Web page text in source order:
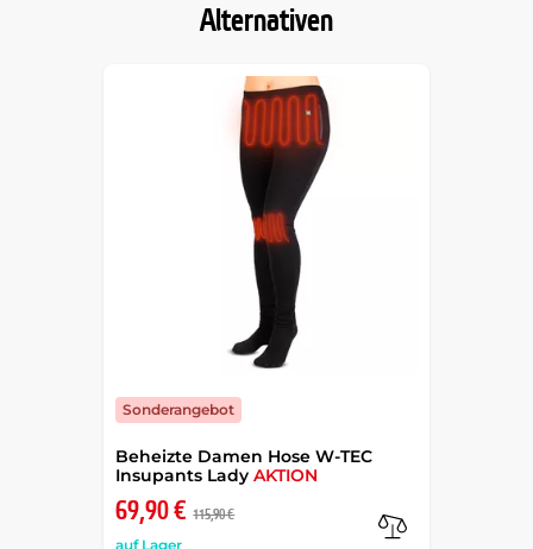
Alternativen
Beheizte Damen Hose W-TEC
Insupants LadyAKTION
69,90 € 115,90 €
auf Lager
Sonderangebot